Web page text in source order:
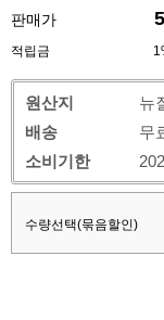
판매가
적립금
원산지
뉴
배송
무
소비기한
수량선택(묶음할인)